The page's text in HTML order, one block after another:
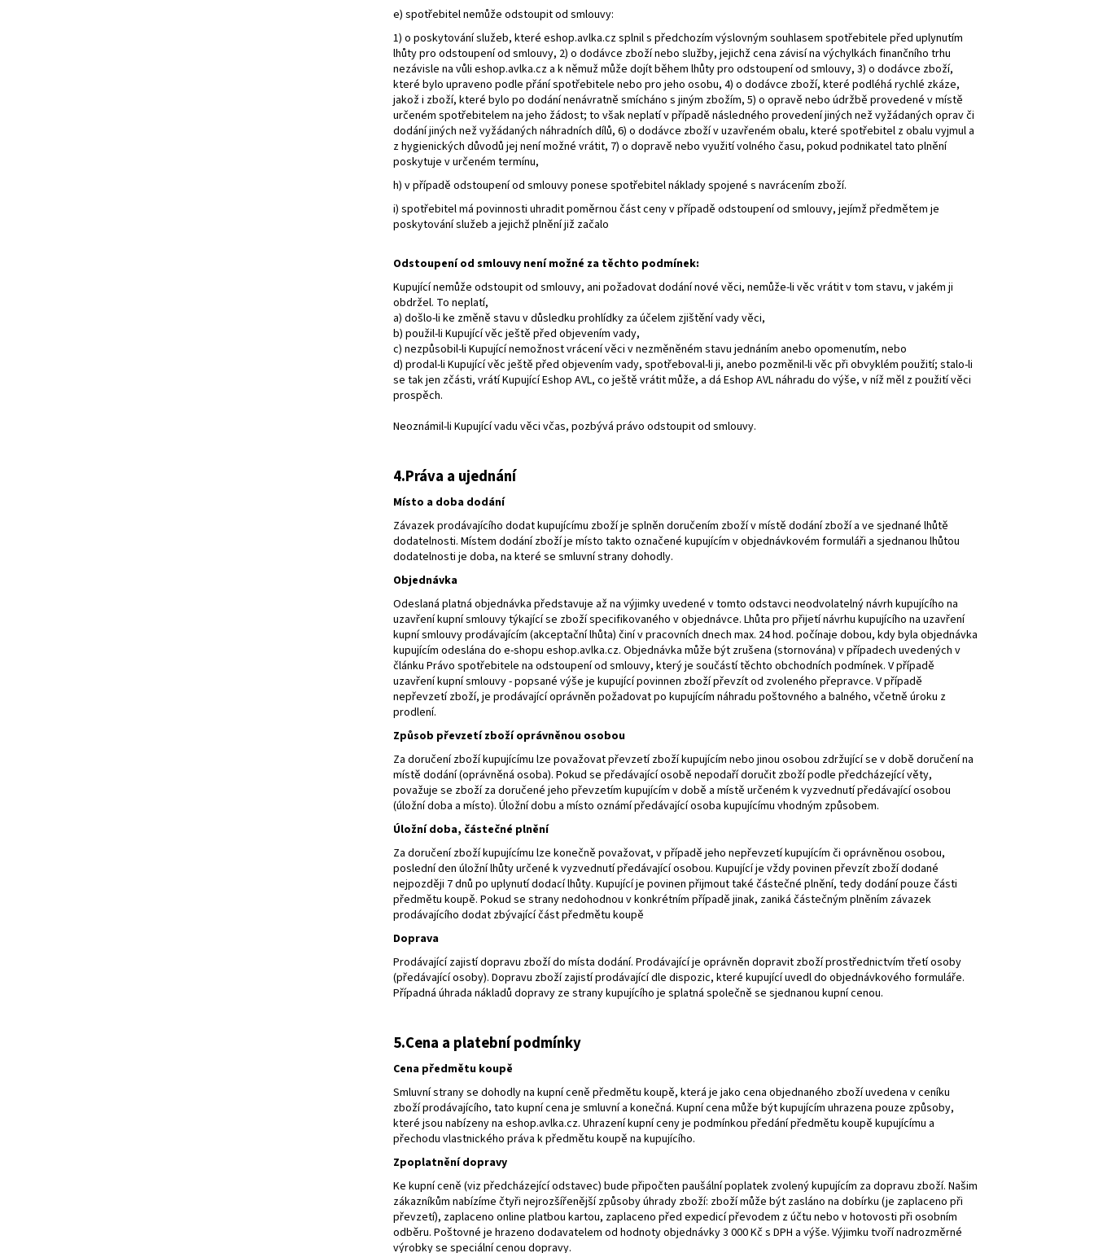
e) spotřebitel nemůže odstoupit od smlouvy:
1) o poskytování služeb, které eshop.avlka.cz splnil s předchozím výslovným souhlasem spotřebitele před uplynutím
lhůty pro odstoupení od smlouvy, 2) o dodávce zboží nebo služby, jejichž cena závisí na výchylkách finančního trhu
nezávisle na vůli eshop.avlka.cz a k němuž může dojít během lhůty pro odstoupení od smlouvy, 3) o dodávce zboží,
které bylo upraveno podle přání spotřebitele nebo pro jeho osobu, 4) o dodávce zboží, které podléhá rychlé zkáze,
jakož i zboží, které bylo po dodání nenávratně smícháno s jiným zbožím, 5) o opravě nebo údržbě provedené v místě
určeném spotřebitelem na jeho žádost; to však neplatí v případě následného provedení jiných než vyžádaných oprav či
dodání jiných než vyžádaných náhradních dílů, 6) o dodávce zboží v uzavřeném obalu, které spotřebitel z obalu vyjmul a
z hygienických důvodů jej není možné vrátit, 7) o dopravě nebo využití volného času, pokud podnikatel tato plnění
poskytuje v určeném termínu,
h) v případě odstoupení od smlouvy ponese spotřebitel náklady spojené s navrácením zboží.
i) spotřebitel má povinnosti uhradit poměrnou část ceny v případě odstoupení od smlouvy, jejímž předmětem je
poskytování služeb a jejichž plnění již začalo
Odstoupení od smlouvy není možné za těchto podmínek:
Kupující nemůže odstoupit od smlouvy, ani požadovat dodání nové věci, nemůže-li věc vrátit v tom stavu, v jakém ji
obdržel. To neplatí,
a) došlo-li ke změně stavu v důsledku prohlídky za účelem zjištění vady věci,
b) použil-li Kupující věc ještě před objevením vady,
c) nezpůsobil-li Kupující nemožnost vrácení věci v nezměněném stavu jednáním anebo opomenutím, nebo
d) prodal-li Kupující věc ještě před objevením vady, spotřeboval-li ji, anebo pozměnil-li věc při obvyklém použití; stalo-li
se tak jen zčásti, vrátí Kupující Eshop AVL, co ještě vrátit může, a dá Eshop AVL náhradu do výše, v níž měl z použití věci
prospěch.
Neoznámil-li Kupující vadu věci včas, pozbývá právo odstoupit od smlouvy.
4.Práva a ujednání
Místo a doba dodání
Závazek prodávajícího dodat kupujícímu zboží je splněn doručením zboží v místě dodání zboží a ve sjednané lhůtě
dodatelnosti. Místem dodání zboží je místo takto označené kupujícím v objednávkovém formuláři a sjednanou lhůtou
dodatelnosti je doba, na které se smluvní strany dohodly.
Objednávka
Odeslaná platná objednávka představuje až na výjimky uvedené v tomto odstavci neodvolatelný návrh kupujícího na
uzavření kupní smlouvy týkající se zboží specifikovaného v objednávce. Lhůta pro přijetí návrhu kupujícího na uzavření
kupní smlouvy prodávajícím (akceptační lhůta) činí v pracovních dnech max. 24 hod. počínaje dobou, kdy byla objednávka
kupujícím odeslána do e-shopu eshop.avlka.cz. Objednávka může být zrušena (stornována) v případech uvedených v
článku Právo spotřebitele na odstoupení od smlouvy, který je součástí těchto obchodních podmínek. V případě
uzavření kupní smlouvy - popsané výše je kupující povinnen zboží převzít od zvoleného přepravce. V případě
nepřevzetí zboží, je prodávající oprávněn požadovat po kupujícím náhradu poštovného a balného, včetně úroku z
prodlení.
Způsob převzetí zboží oprávněnou osobou
Za doručení zboží kupujícímu lze považovat převzetí zboží kupujícím nebo jinou osobou zdržující se v době doručení na
místě dodání (oprávněná osoba). Pokud se předávající osobě nepodaří doručit zboží podle předcházející věty,
považuje se zboží za doručené jeho převzetím kupujícím v době a místě určeném k vyzvednutí předávající osobou
(úložní doba a místo). Úložní dobu a místo oznámí předávající osoba kupujícímu vhodným způsobem.
Úložní doba, částečné plnění
Za doručení zboží kupujícímu lze konečně považovat, v případě jeho nepřevzetí kupujícím či oprávněnou osobou,
poslední den úložní lhůty určené k vyzvednutí předávající osobou. Kupující je vždy povinen převzít zboží dodané
nejpozději 7 dnů po uplynutí dodací lhůty. Kupující je povinen přijmout také částečné plnění, tedy dodání pouze části
předmětu koupě. Pokud se strany nedohodnou v konkrétním případě jinak, zaniká částečným plněním závazek
prodávajícího dodat zbývající část předmětu koupě
Doprava
Prodávající zajistí dopravu zboží do místa dodání. Prodávající je oprávněn dopravit zboží prostřednictvím třetí osoby
(předávající osoby). Dopravu zboží zajistí prodávající dle dispozic, které kupující uvedl do objednávkového formuláře.
Případná úhrada nákladů dopravy ze strany kupujícího je splatná společně se sjednanou kupní cenou.
5.Cena a platební podmínky
Cena předmětu koupě
Smluvní strany se dohodly na kupní ceně předmětu koupě, která je jako cena objednaného zboží uvedena v ceníku
zboží prodávajícího, tato kupní cena je smluvní a konečná. Kupní cena může být kupujícím uhrazena pouze způsoby,
které jsou nabízeny na eshop.avlka.cz. Uhrazení kupní ceny je podmínkou předání předmětu koupě kupujícímu a
přechodu vlastnického práva k předmětu koupě na kupujícího.
Zpoplatnění dopravy
Ke kupní ceně (viz předcházející odstavec) bude připočten paušální poplatek zvolený kupujícím za dopravu zboží. Našim
zákazníkům nabízíme čtyři nejrozšířenější způsoby úhrady zboží: zboží může být zasláno na dobírku (je zaplaceno při
převzetí), zaplaceno online platbou kartou, zaplaceno před expedicí převodem z účtu nebo v hotovosti při osobním
odběru. Poštovné je hrazeno dodavatelem od hodnoty objednávky 3 000 Kč s DPH a výše. Výjimku tvoří nadrozměrné
výrobky se speciální cenou dopravy.